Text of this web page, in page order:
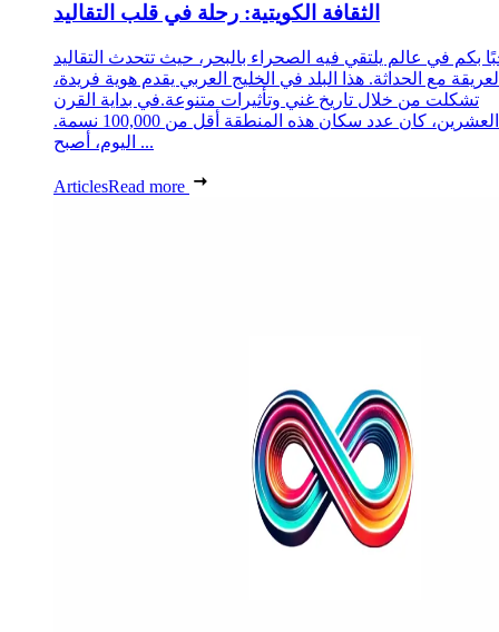
الثقافة الكويتية: رحلة في قلب التقاليد
بكم في عالم يلتقي فيه الصحراء بالبحر، حيث تتحدث التقاليد
مع الحداثة. هذا البلد في الخليج العربي يقدم هوية فريدة،
تشكلت من خلال تاريخ غني وتأثيرات متنوعة.في بداية القرن
العشرين، كان عدد سكان هذه المنطقة أقل من 100,000 نسمة.
اليوم، أصبح ...
ArticlesRead more